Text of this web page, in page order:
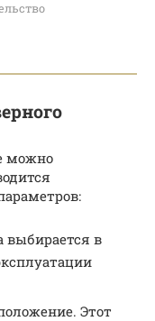
можно
выбирается в
Этот